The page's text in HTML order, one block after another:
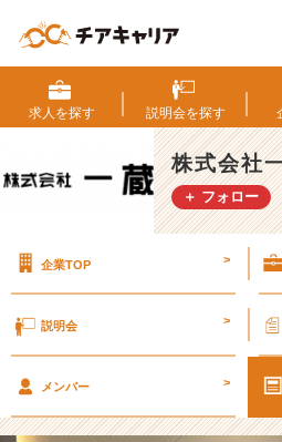
蔵
が、
彩
の
国
就
に
し
た
求人を探す 説明会を探す
株式会社
＋ フォロー
企業TOP >
説明会 >
メンバー >